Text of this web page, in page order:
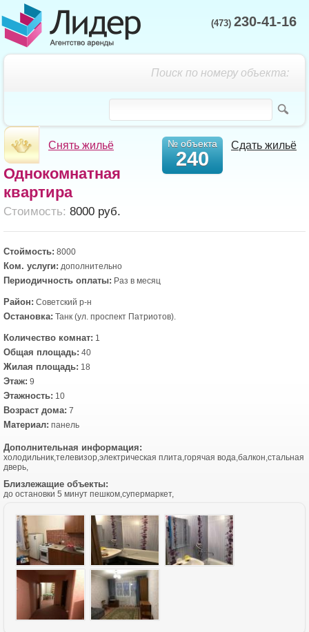
(473) 230-41-16
Поиск по номеру объекта:
Снять жильё Сдать жильё
№ объекта
240
Однокомнатная
квартира
Cтоимость: 8000 руб.
Стоймость: 8000
Ком. услуги: дополнительно
Периодичность оплаты: Раз в месяц
Район: Советский р-н
Остановка: Танк (ул. проспект Патриотов).
Количество комнат: 1
Общая площадь: 40
Жилая площадь: 18
Этаж: 9
Этажность: 10
Возраст дома: 7
Материал: панель
Дополнительная информация:
холодильник,телевизор,электрическая плита,горячая вода,балкон,стальная
дверь,
Близлежащие объекты:
до остановки 5 минут пешком,супермаркет,